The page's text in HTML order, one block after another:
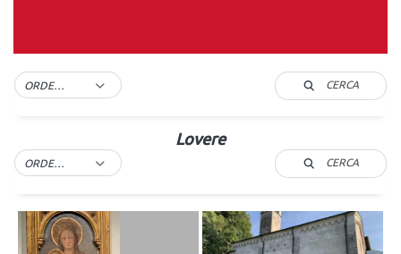
ORDER BY DEFAULT CERCA
Lovere
ORDER BY DEFAULT CERCA